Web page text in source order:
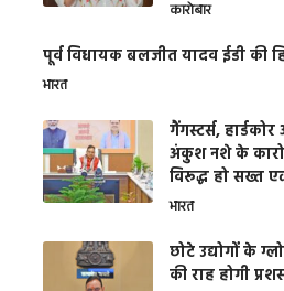
कारोबार
पूर्व विधायक बलजीत यादव ईडी की
भारत
गैंगस्टर्स,
अंकुश नशे के
विरूद्ध हो सख्त
भारत
छोटे उद्योगों के
की राह होगी